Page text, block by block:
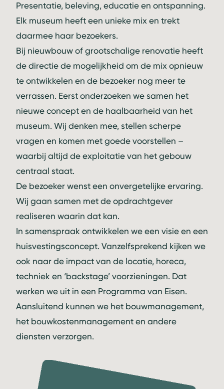
Presentatie, beleving, educatie en ontspanning.
Elk museum heeft een unieke mix en trekt
daarmee haar bezoekers.
Bij nieuwbouw of grootschalige renovatie heeft
de directie de mogelijkheid om de mix opnieuw
te ontwikkelen en de bezoeker nog meer te
verrassen. Eerst onderzoeken we samen het
nieuwe concept en de haalbaarheid van het
museum. Wij denken mee, stellen scherpe
vragen en komen met goede voorstellen –
waarbij altijd de exploitatie van het gebouw
centraal staat.
De bezoeker wenst een onvergetelijke ervaring.
Wij gaan samen met de opdrachtgever
realiseren waarin dat kan.
In samenspraak ontwikkelen we een visie en een
huisvestingsconcept. Vanzelfsprekend kijken we
ook naar de impact van de locatie, horeca,
techniek en ‘backstage’ voorzieningen. Dat
werken we uit in een Programma van Eisen.
Aansluitend kunnen we het bouwmanagement,
het bouwkostenmanagement en andere
diensten verzorgen.